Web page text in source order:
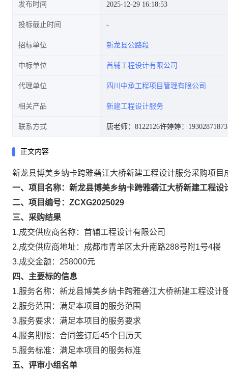
发布时间 2025-12-29 16:18:53
投标截止时间
招标单位 新龙县公路段
中标单位 首辅工程设计有限公司
代理单位 四川中承工程项目管理有限公司
相关产品 新建工程设计服务
联系方式 唐老师：8122126许婷婷：19302871873
正文内容
新龙县博美乡纳卡跨雅砻江大桥新建工程设计服务采购项目
一、项目名称： 新龙县博美乡纳卡跨雅砻江大桥新建工程设
二、项目编号： ZCXG2025029
三、 采购结果
1.成交供应商名称：首辅工程设计有限公司
2.成交供应商地址：成都市青羊区太升南路288号附1号4楼
3.成交金额：258000元
四、主要标的信息
1.服务名称：新龙县博美乡纳卡跨雅砻江大桥新建工程设计
2.服务范围：满足本项目的服务范围
3.服务要求：满足本项目的服务要求
4.服务期限：合同签订后45个日历天
5.服务标准：满足本项目的服务标准
五、评审小组名单